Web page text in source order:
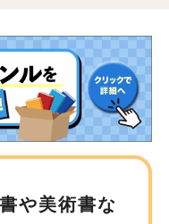
や美術書な